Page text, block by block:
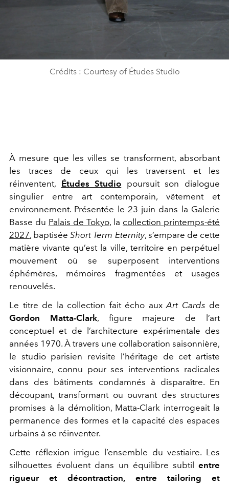
Crédits : Courtesy of Études Studio
À mesure que les villes se transforment, absorbant
les traces de ceux qui les traversent et les
réinventent, Études Studio poursuit son dialogue
singulier entre art contemporain, vêtement et
environnement. Présentée le 23 juin dans la Galerie
Basse du Palais de Tokyo, la collection printemps-été
2027, baptiséeShort Term Eternity, s’empare de cette
matière vivante qu’est la ville, territoire en perpétuel
mouvement où se superposent interventions
éphémères, mémoires fragmentées et usages
renouvelés.
Le titre de la collection fait écho auxArt Cards de
Gordon Matta-Clark, figure majeure de l’art
conceptuel et de l’architecture expérimentale des
années 1970. À travers une collaboration saisonnière,
le studio parisien revisite l’héritage de cet artiste
visionnaire, connu pour ses interventions radicales
dans des bâtiments condamnés à disparaître. En
découpant, transformant ou ouvrant des structures
promises à la démolition, Matta-Clark interrogeait la
permanence des formes et la capacité des espaces
urbains à se réinventer.
Cette réflexion irrigue l’ensemble du vestiaire. Les
silhouettes évoluent dans un équilibre subtil entre
rigueur et décontraction, entre tailoring et